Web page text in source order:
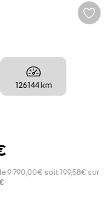
126 144 km
9 790,00€ soit 199,58€ sur